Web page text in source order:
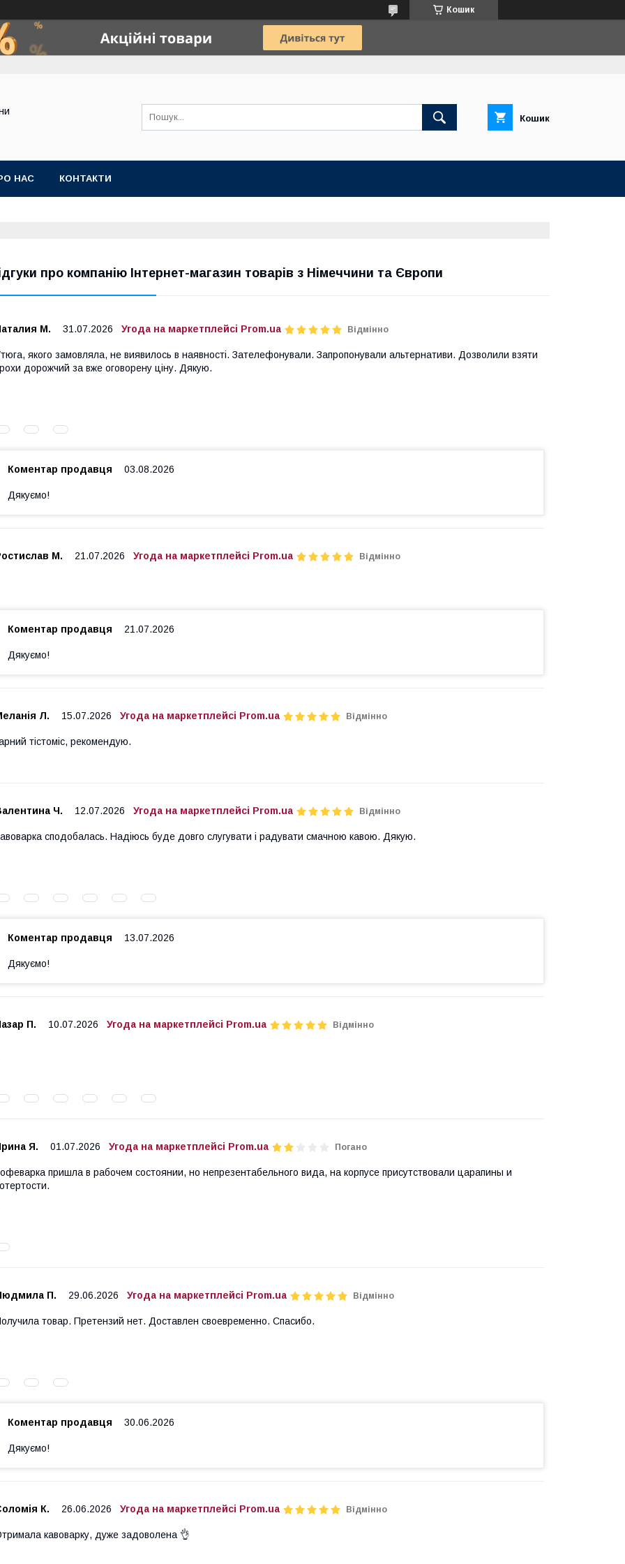
Кошик
Кошик
НАС КОНТАКТИ
про компанію Інтернет-магазин товарів з Німеччини та Європи
М. 31.07.2026 Угода на маркетплейсі Prom.ua Відмінно
якого замовляла, не виявилось в наявності. Зателефонували. Запропонували альтернативи. Дозволили взяти
дорожчий за вже оговорену ціну. Дякую.
Коментар продавця 03.08.2026
Дякуємо!
М. 21.07.2026 Угода на маркетплейсі Prom.ua Відмінно
Коментар продавця 21.07.2026
Дякуємо!
Л. 15.07.2026 Угода на маркетплейсі Prom.ua Відмінно
тістоміс, рекомендую.
Ч. 12.07.2026 Угода на маркетплейсі Prom.ua Відмінно
сподобалась. Надіюсь буде довго слугувати і радувати смачною кавою. Дякую.
Коментар продавця 13.07.2026
Дякуємо!
П. 10.07.2026 Угода на маркетплейсі Prom.ua Відмінно
Я. 01.07.2026 Угода на маркетплейсі Prom.ua Погано
пришла в рабочем состоянии, но непрезентабельного вида, на корпусе присутствовали царапины и
П. 29.06.2026 Угода на маркетплейсі Prom.ua Відмінно
товар. Претензий нет. Доставлен своевременно. Спасибо.
Коментар продавця 30.06.2026
Дякуємо!
К. 26.06.2026 Угода на маркетплейсі Prom.ua Відмінно
кавоварку, дуже задоволена 👌